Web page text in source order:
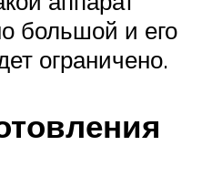
большой и его
ограничено.